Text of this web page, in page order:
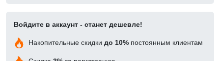
Войдите в аккаунт - станет дешевле!
Накопительные скидки до 10% постоянным клиентам